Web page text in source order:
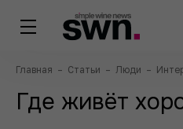
Главная – Статьи – Люди –
Где живёт